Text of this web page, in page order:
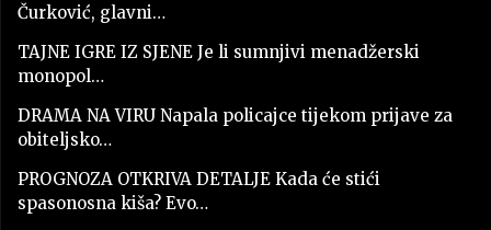
Čurković, glavni…
TAJNE IGRE IZ SJENE Je li sumnjivi menadžerski
monopol…
DRAMA NA VIRU Napala policajce tijekom prijave za
obiteljsko…
PROGNOZA OTKRIVA DETALJE Kada će stići
spasonosna kiša? Evo…